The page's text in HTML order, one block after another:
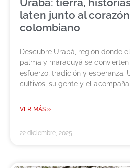
laten junto al
colombiano
Descubre Urabá, región donde
palma y maracuyá se
esfuerzo, tradición y esperanza.
cultivos, su gente y el
VER MÁS »
22 diciembre, 2025